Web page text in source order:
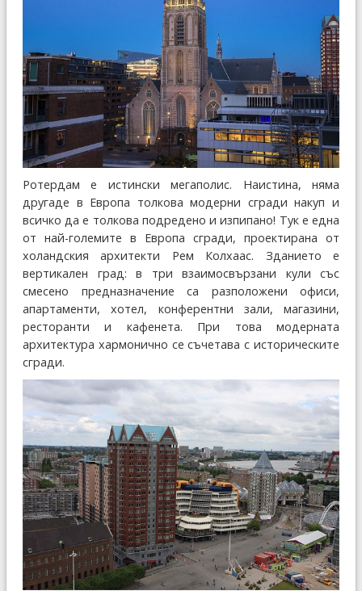
Ротердам е истински мегаполис. Наистина, няма
другаде в Европа толкова модерни сгради накуп и
всичко да е толкова подредено и изпипано! Тук е една
от най-големите в Европа сгради, проектирана от
холандския архитекти Рем Колхаас. Зданието е
вертикален град: в три взаимосвързани кули със
смесено предназначение са разположени офиси,
апартаменти, хотел, конферентни зали, магазини,
ресторанти и кафенета. При това модерната
архитектура хармонично се съчетава с историческите
сгради.